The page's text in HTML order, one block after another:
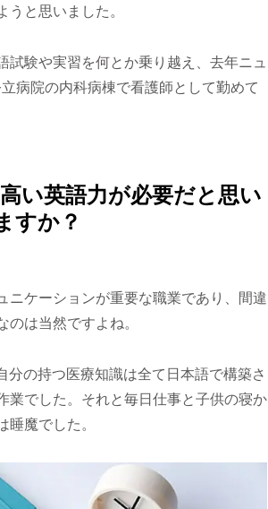
と思いました。
験や実習を何とか乗り越え、去年ニュ
病院の内科病棟で看護師として勤めて
い英語力が必要だと思い
すか？
ニケーションが重要な職業であり、間違
は当然ですよね。
の持つ医療知識は全て日本語で構築さ
業でした。それと毎日仕事と子供の寝か
睡魔でした。